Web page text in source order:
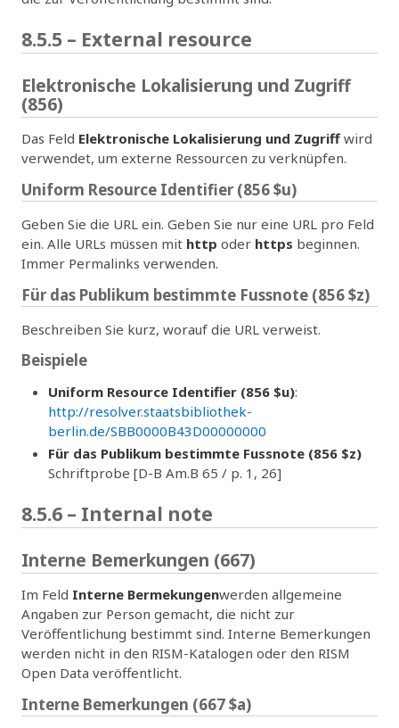
8.5.5 – External resource
Elektronische Lokalisierung und Zugriff
(856)
Das Feld Elektronische Lokalisierung und Zugriff wird
verwendet, um externe Ressourcen zu verknüpfen.
Uniform Resource Identifier (856 $u)
Geben Sie die URL ein. Geben Sie nur eine URL pro Feld
ein. Alle URLs müssen mit http oder https beginnen.
Immer Permalinks verwenden.
Für das Publikum bestimmte Fussnote (856 $z)
Beschreiben Sie kurz, worauf die URL verweist.
Beispiele
Uniform Resource Identifier (856 $u):
http://resolver.staatsbibliothek-
berlin.de/SBB0000B43D00000000
Für das Publikum bestimmte Fussnote (856 $z)
Schriftprobe [D-B Am.B 65 / p. 1, 26]
8.5.6 – Internal note
Interne Bemerkungen (667)
Im Feld Interne Bermekungenwerden allgemeine
Angaben zur Person gemacht, die nicht zur
Veröffentlichung bestimmt sind. Interne Bemerkungen
werden nicht in den RISM-Katalogen oder den RISM
Open Data veröffentlicht.
Interne Bemerkungen (667 $a)